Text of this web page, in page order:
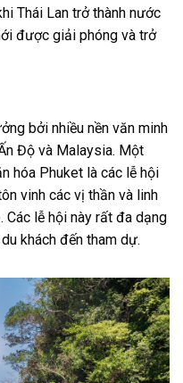
Thái Lan trở thành nước
được giải phóng và trở
bởi nhiều nền văn minh
Độ và Malaysia. Một
hóa Phuket là các lễ hội
vinh các vị thần và linh
lễ hội này rất đa dạng
khách đến tham dự.